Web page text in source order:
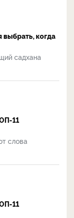
выбрать, когда
садхана
11
слова
11